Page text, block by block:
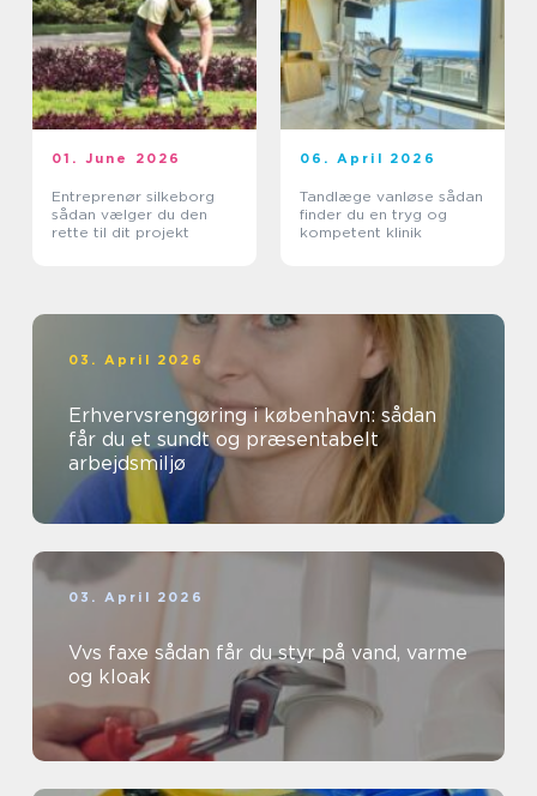
01. June 2026
Entreprenør silkeborg
sådan vælger du den
rette til dit projekt
06. April 2026
Tandlæge vanløse sådan
finder du en tryg og
kompetent klinik
03. April 2026
Erhvervsrengøring i københavn: sådan
får du et sundt og præsentabelt
arbejdsmiljø
03. April 2026
Vvs faxe sådan får du styr på vand, varme
og kloak